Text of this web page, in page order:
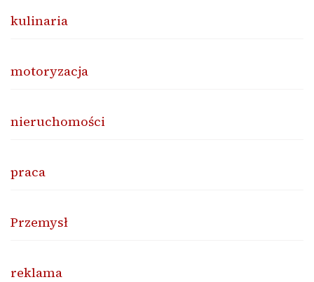
kulinaria
motoryzacja
nieruchomości
praca
Przemysł
reklama